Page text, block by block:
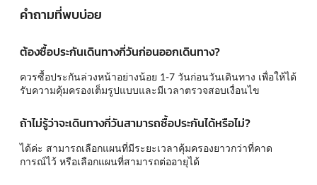
คำถามที่พบบ่อย
ต้องซื้อประกันเดินทางกี่วันก่อนออกเดินทาง?
ควรซื้อประกันล่วงหน้าอย่างน้อย 1-7 วันก่อนวันเดินทาง เพื่อให้ได้
รับความคุ้มครองเต็มรูปแบบและมีเวลาตรวจสอบเงื่อนไข
ถ้าไม่รู้ว่าจะเดินทางกี่วันสามารถซื้อประกันได้หรือไม่?
ได้ค่ะ สามารถเลือกแผนที่มีระยะเวลาคุ้มครองยาวกว่าที่คาด
การณ์ไว้ หรือเลือกแผนที่สามารถต่ออายุได้